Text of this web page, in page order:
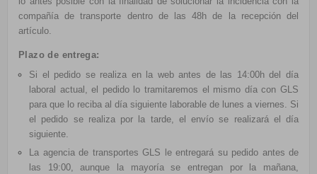
compañía de transporte dentro de las 48h de la recepción del
artículo.
Plazo de entrega:
Si el pedido se realiza en la web antes de las 14:00h del día
laboral actual, el pedido lo tramitaremos el mismo día con GLS
para que lo reciba al día siguiente laborable de lunes a viernes. Si
el pedido se realiza por la tarde, el envío se realizará el día
siguiente.
La agencia de transportes GLS le entregará su pedido antes de
las 19:00, aunque la mayoría se entregan por la mañana,